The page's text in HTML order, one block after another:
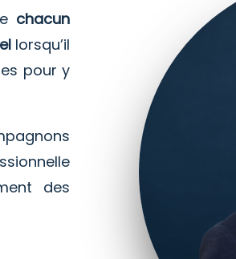
chacun
lorsqu’il
pour y
des